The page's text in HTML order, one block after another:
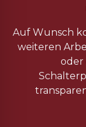
Auf Wunsch
weiteren
oder